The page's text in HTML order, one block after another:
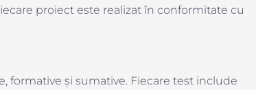
proiect este realizat în conformitate cu
formative și sumative. Fiecare test include